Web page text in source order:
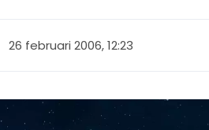
26 februari 2006, 12:23